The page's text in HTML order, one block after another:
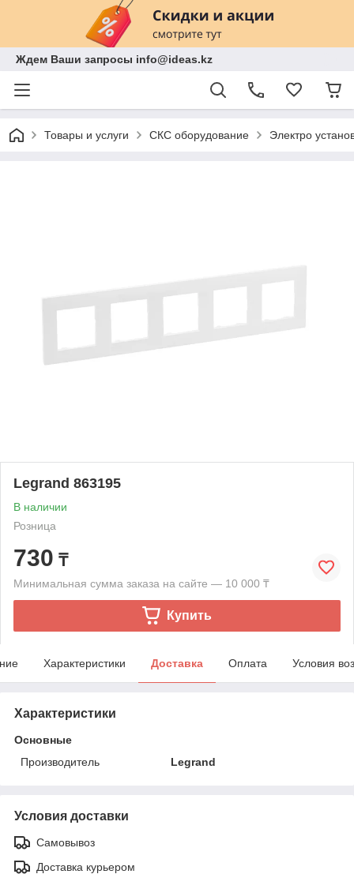
Ждем Ваши запросы info@ideas.kz
Товары и услуги СКС оборудование Электро
Legrand 863195
В наличии
Розница
730 ₸
Минимальная сумма заказа на сайте — 10 000 ₸
Купить
Характеристики Доставка Оплата Условия
Характеристики
Основные
Производитель
Legrand
Условия доставки
Самовывоз
Доставка курьером